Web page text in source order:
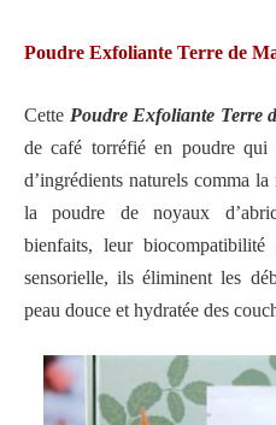
Poudre Exfoliante Terre de
Cette Poudre Exfoliante Terre
de café torréfié en poudre qui
d’ingrédients naturels comma
la poudre de noyaux
bienfaits, leur
sensorielle, ils éliminent les
peau douce et hydratée des